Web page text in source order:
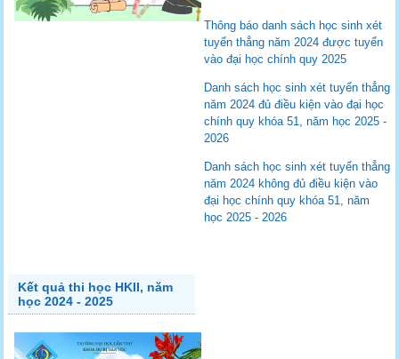
Thông báo danh sách học sinh xét
tuyển thẳng năm 2024 được tuyển
vào đại học chính quy 2025
Danh sách học sinh xét tuyển thẳng
năm 2024 đủ điều kiện vào đại học
chính quy khóa 51, năm học 2025 -
2026
Danh sách học sinh xét tuyển thẳng
năm 2024 không đủ điều kiện vào
đại học chính quy khóa 51, năm
học 2025 - 2026
Kết quả thi học HKII, năm
học 2024 - 2025